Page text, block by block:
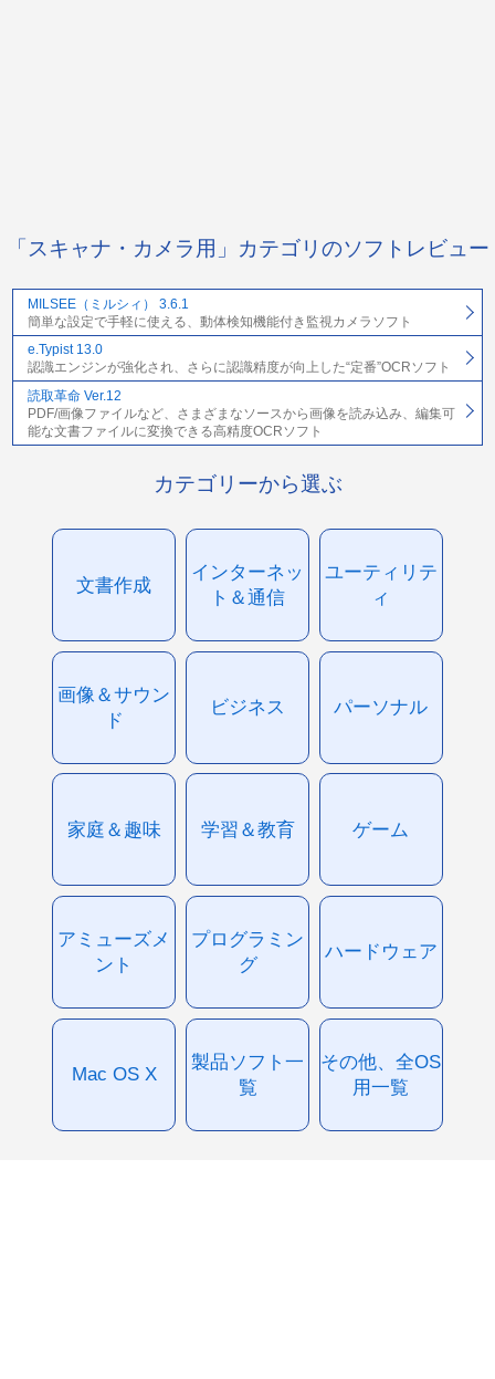
「スキャナ・カメラ用」カテゴリのソフトレビュー
MILSEE（ミルシィ） 3.6.1
簡単な設定で手軽に使える、動体検知機能付き監視カメラソフト
e.Typist 13.0
認識エンジンが強化され、さらに認識精度が向上した“定番”OCRソフト
読取革命 Ver.12
PDF/画像ファイルなど、さまざまなソースから画像を読み込み、編集可
能な文書ファイルに変換できる高精度OCRソフト
カテゴリーから選ぶ
文書作成
インターネッ
ト＆通信
ユーティリテ
ィ
画像＆サウン
ド
ビジネス パーソナル
家庭＆趣味 学習＆教育 ゲーム
アミューズメ
ント
プログラミン
グ
ハードウェア
Mac OS X
製品ソフト一
覧
その他、全OS
用一覧